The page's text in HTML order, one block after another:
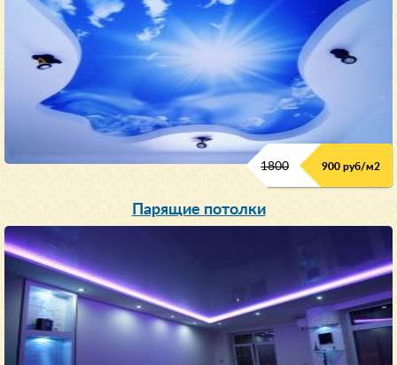
1800 900 руб/м2
Парящие потолки